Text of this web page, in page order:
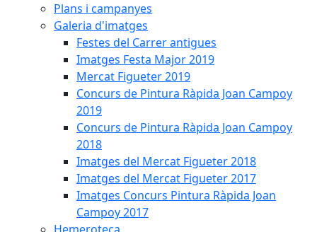
Plans i campanyes
Galeria d'imatges
Festes del Carrer antigues
Imatges Festa Major 2019
Mercat Figueter 2019
Concurs de Pintura Ràpida Joan Campoy
2019
Concurs de Pintura Ràpida Joan Campoy
2018
Imatges del Mercat Figueter 2018
Imatges del Mercat Figueter 2017
Imatges Concurs Pintura Ràpida Joan
Campoy 2017